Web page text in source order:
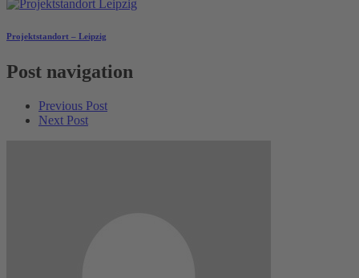
Projektstandort – Leipzig
Post navigation
Previous Post
Next Post